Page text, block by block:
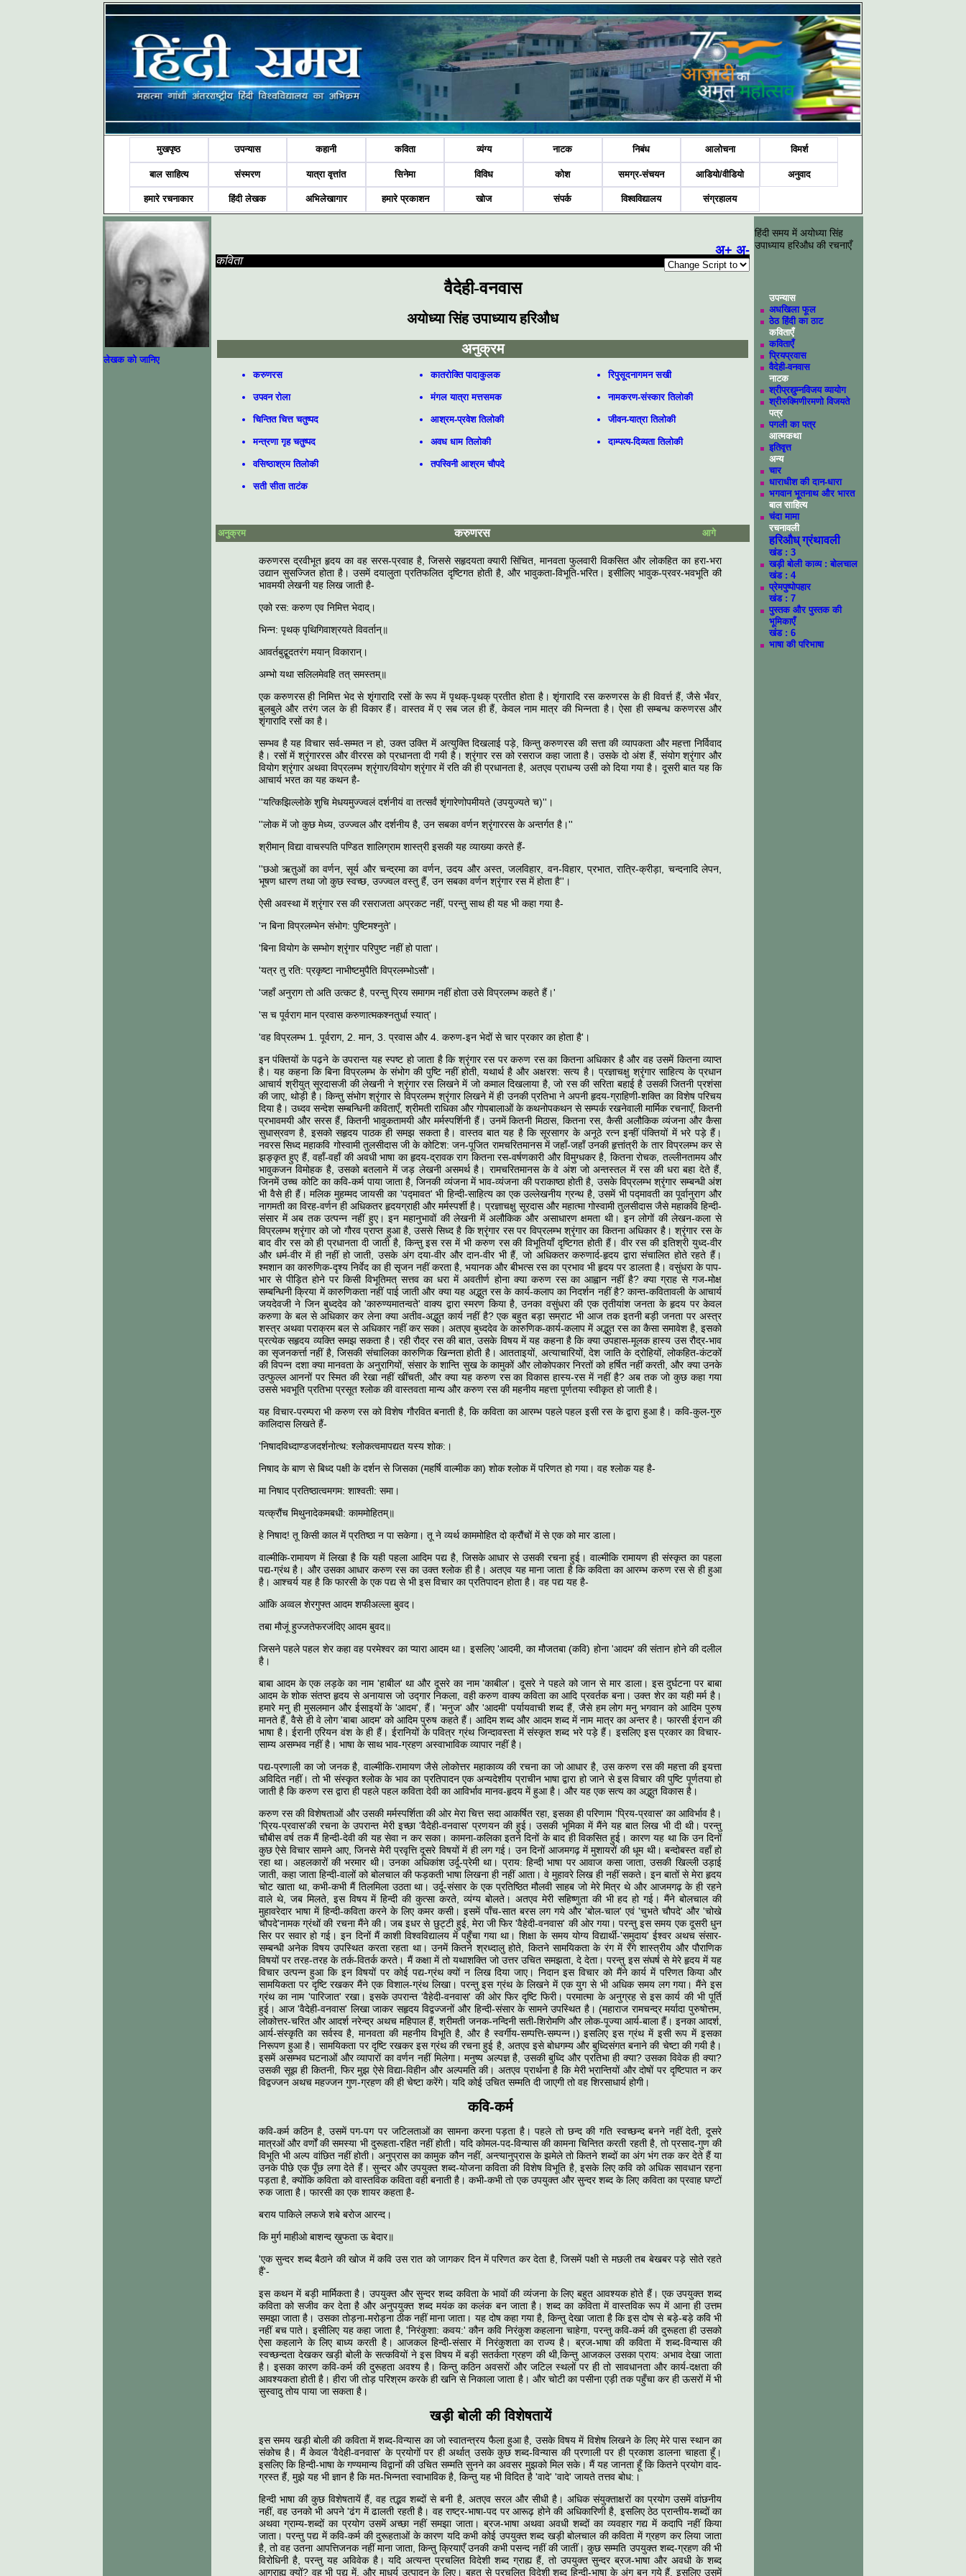
मुखपृष्ठ उपन्यास कहानी कविता व्यंग्य नाटक निबंध आलोचना विमर्श
बाल साहित्य संस्मरण यात्रा वृत्तांत सिनेमा विविध कोश समग्र-संचयन आडियो/वीडियो अनुवाद
हमारे रचनाकार हिंदी लेखक अभिलेखागार हमारे प्रकाशन खोज संपर्क विश्वविद्यालय संग्रहालय
लेखक को जानिए
अ+ अ-
कविता
वैदेही-वनवास
अयोध्या सिंह उपाध्याय हरिऔध
अनुक्रम
करुणरस
उपवन रोला
चिन्तित चित्त चतुष्पद
मन्त्रणा गृह चतुष्पद
वसिष्ठाश्रम तिलोकी
सती सीता ताटंक
कातरोक्ति पादाकुलक
मंगल यात्रा मत्तसमक
आश्रम-प्रवेश तिलोकी
अवध धाम तिलोकी
तपस्विनी आश्रम चौपदे
रिपुसूदनागमन सखी
नामकरण-संस्कार तिलोकी
जीवन-यात्रा तिलोकी
दाम्पत्य-दिव्यता तिलोकी
अनुक्रम करुणरस आगे
करुणरस द्रवीभूत हृदय का वह सरस-प्रवाह है, जिससे सहृदयता क्यारी सिंचित, मानवता फुलवारी विकसित और लोकहित का हरा-भरा
उद्यान सुसज्जित होता है। उसमें दयालुता प्रतिफलित दृष्टिगत होती है, और भावुकता-विभूति-भरित। इसीलिए भावुक-प्रवर-भवभूति की
भावमयी लेखनी यह लिख जाती है-
एको रस: करुण एव निमित्त भेदाद्।
भिन्न: पृथक् पृथिगिवाश्रयते विवर्तान्॥
आवर्तबुद्बुदतरंग मयान् विकारान्।
अम्भो यथा सलिलमेवहि तत् समस्तम्॥
एक करुणरस ही निमित्त भेद से शृंगारादि रसों के रूप में पृथक्-पृथक् प्रतीत होता है। शृंगारादि रस करुणरस के ही विवर्त्त हैं, जैसे भँवर,
बुलबुले और तरंग जल के ही विकार हैं। वास्तव में ए सब जल ही हैं, केवल नाम मात्र की भिन्नता है। ऐसा ही सम्बन्ध करुणरस और
शृंगारादि रसों का है।
सम्भव है यह विचार सर्व-सम्मत न हो, उक्त उक्ति में अत्युक्ति दिखलाई पड़े, किन्तु करुणरस की सत्ता की व्यापकता और महत्ता निर्विवाद
है। रसों में श्रृंगाररस और वीररस को प्रधानता दी गयी है। श्रृंगार रस को रसराज कहा जाता है। उसके दो अंश हैं, संयोग श्रृंगार और
वियोग श्रृंगार अथवा विप्रलम्भ श्रृंगार/वियोग श्रृंगार में रति की ही प्रधानता है, अतएव प्राधन्य उसी को दिया गया है। दूसरी बात यह कि
आचार्य भरत का यह कथन है-
''यत्किझिल्लोके शुचि मेधयमुज्ज्वलं दर्शनीयं वा तत्सर्वं शृंगारेणोपमीयते (उपयुज्यते च)''।
''लोक में जो कुछ मेध्य, उज्ज्वल और दर्शनीय है, उन सबका वर्णन श्रृंगाररस के अन्तर्गत है।''
श्रीमान् विद्या वाचस्पति पण्डित शालिग्राम शास्त्री इसकी यह व्याख्या करते हैं-
''छओ ऋतुओं का वर्णन, सूर्य और चन्द्रमा का वर्णन, उदय और अस्त, जलविहार, वन-विहार, प्रभात, रात्रि-क्रीड़ा, चन्दनादि लेपन,
भूषण धारण तथा जो कुछ स्वच्छ, उज्ज्वल वस्तु हैं, उन सबका वर्णन श्रृंगार रस में होता है''।
ऐसी अवस्था में श्रृंगार रस की रसराजता अप्रकट नहीं, परन्तु साथ ही यह भी कहा गया है-
'न बिना विप्रलम्भेन संभोग: पुष्टिमश्नुते'।
'बिना वियोग के सम्भोग श्रृंगार परिपुष्ट नहीं हो पाता'।
'यत्र तु रति: प्रकृष्टा नाभीष्टमुपैति विप्रलम्भोऽसौ'।
'जहाँ अनुराग तो अति उत्कट है, परन्तु प्रिय समागम नहीं होता उसे विप्रलम्भ कहते हैं।'
'स च पूर्वराग मान प्रवास करुणात्मकश्नतुर्धा स्यात्'।
'वह विप्रलम्भ 1. पूर्वराग, 2. मान, 3. प्रवास और 4. करुण-इन भेदों से चार प्रकार का होता है'।
इन पंक्तियों के पढ़ने के उपरान्त यह स्पष्ट हो जाता है कि श्रृंगार रस पर करुण रस का कितना अधिकार है और वह उसमें कितना व्याप्त
है। यह कहना कि बिना विप्रलम्भ के संभोग की पुष्टि नहीं होती, यथार्थ है और अक्षरश: सत्य है। प्रज्ञाचक्षु श्रृंगार साहित्य के प्रधान
आचार्य श्रीयुत् सूरदासजी की लेखनी ने श्रृंगार रस लिखने में जो कमाल दिखलाया है, जो रस की सरिता बहाई है उसकी जितनी प्रशंसा
की जाए, थोड़ी है। किन्तु संभोग श्रृंगार से विप्रलम्भ श्रृंगार लिखने में ही उनकी प्रतिभा ने अपनी हृदय-ग्राहिणी-शक्ति का विशेष परिचय
दिया है। उध्दव सन्देश सम्बन्धिनी कविताएँ, श्रीमती राधिका और गोपबालाओं के कथनोपकथन से सम्पर्क रखनेवाली मार्मिक रचनाएँ, कितनी
प्रभावमयी और सरस हैं, कितनी भावुकतामयी और मर्मस्पर्शिनी हैं। उनमें कितनी मिठास, कितना रस, कैसी अलौकिक व्यंजना और कैसा
सुधास्रवण है, इसको सहृदय पाठक ही समझ सकता है। वास्तव बात यह है कि सूरसागर के अनूठे रत्न इन्हीं पंक्तियों में भरे पड़े हैं।
नवरस सिध्द महाकवि गोस्वामी तुलसीदास जी के कोटिश: जन-पूजित रामचरितमानस में जहाँ-जहाँ उनकी हृत्तांत्री के तार विप्रलम्भ कर से
झङ्कृत हुए हैं, वहाँ-वहाँ की अवधी भाषा का हृदय-द्रावक राग कितना रस-वर्षणकारी और विमुग्धकर है, कितना रोचक, तल्लीनतामय और
भावुकजन विमोहक है, उसको बतलाने में जड़ लेखनी असमर्थ है। रामचरितमानस के वे अंश जो अन्तस्तल में रस की धरा बहा देते हैं,
जिनमें उच्च कोटि का कवि-कर्म पाया जाता है, जिनकी व्यंजना में भाव-व्यंजना की पराकाष्ठा होती है, उसके विप्रलम्भ श्रृंगार सम्बन्धी अंश
भी वैसे ही हैं। मलिक मुहम्मद जायसी का 'पद्मावत' भी हिन्दी-साहित्य का एक उल्लेखनीय ग्रन्थ है, उसमें भी पद्मावती का पूर्वानुराग और
नागमती का विरह-वर्णन ही अधिकतर हृदयग्राही और मर्मस्पर्शी है। प्रज्ञाचक्षु सूरदास और महात्मा गोस्वामी तुलसीदास जैसे महाकवि हिन्दी-
संसार में अब तक उत्पन्न नहीं हुए। इन महानुभावों की लेखनी में अलौकिक और असाधारण क्षमता थी। इन लोगों की लेखन-कला से
विप्रलम्भ श्रृंगार को जो गौरव प्राप्त हुआ है, उससे सिध्द है कि श्रृंगार रस पर विप्रलम्भ श्रृंगार का कितना अधिकार है। श्रृंगार रस के
बाद वीर रस को ही प्रधानता दी जाती है, किन्तु इस रस में भी करुण रस की विभूतियाँ दृष्टिगत होती हैं। वीर रस की इतिश्री युध्द-वीर
और धर्म-वीर में ही नहीं हो जाती, उसके अंग दया-वीर और दान-वीर भी हैं, जो अधिकतर करुणार्द-हृदय द्वारा संचालित होते रहते हैं।
श्मशान का कारुणिक-दृश्य निर्वेद का ही सृजन नहीं करता है, भयानक और बीभत्स रस का प्रभाव भी हृदय पर डालता है। वसुंधरा के पाप-
भार से पीड़ित होने पर किसी विभूतिमत् सत्तव का धरा में अवतीर्ण होना क्या करुण रस का आह्वान नहीं है? क्या ग्राह से गज-मोक्ष
सम्बन्धिनी क्रिया में कारुणिकता नहीं पाई जाती और क्या यह अद्भुत रस के कार्य-कलाप का निदर्शन नहीं है? कान्त-कवितावली के आचार्य
जयदेवजी ने जिन बुध्ददेव को 'कारुण्यमातन्वते' वाक्य द्वारा स्मरण किया है, उनका वसुंधरा की एक तृतीयांश जनता के हृदय पर केवल
करुणा के बल से अधिकार कर लेना क्या अतीव-अद्भुत कार्य नहीं है? एक बहुत बड़ा सम्राट भी आज तक इतनी बड़ी जनता पर अस्त्र
शस्त्र अथवा पराक्रम बल से अधिकार नहीं कर सका। अतएव बुध्ददेव के कारुणिक-कार्य-कलाप में अद्भुत रस का कैसा समावेश है, इसको
प्रत्येक सहृदय व्यक्ति समझ सकता है। रही रौद्र रस की बात, उसके विषय में यह कहना है कि क्या उपहास-मूलक हास्य उस रौद्र-भाव
का सृजनकर्त्ता नहीं है, जिसकी संचालिका कारुणिक खिन्नता होती है। आतताइयों, अत्याचारियों, देश जाति के द्रोहियों, लोकहित-कंटकों
की विपन्न दशा क्या मानवता के अनुरागियों, संसार के शान्ति सुख के कामुकों और लोकोपकार निरतों को हर्षित नहीं करती, और क्या उनके
उत्फुल्ल आननों पर स्मित की रेखा नहीं खींचती, और क्या यह करुण रस का विकास हास्य-रस में नहीं है? अब तक जो कुछ कहा गया
उससे भवभूति प्रतिभा प्रसूत श्लोक की वास्तवता मान्य और करुण रस की महनीय महत्ता पूर्णतया स्वीकृत हो जाती है।
यह विचार-परम्परा भी करुण रस को विशेष गौरवित बनाती है, कि कविता का आरम्भ पहले पहल इसी रस के द्वारा हुआ है। कवि-कुल-गुरु
कालिदास लिखते हैं-
'निषादविध्दाण्डजदर्शनोत्थ: श्लोकत्वमापद्यत यस्य शोक:।
निषाद के बाण से बिध्द पक्षी के दर्शन से जिसका (महर्षि वाल्मीक का) शोक श्लोक में परिणत हो गया। वह श्लोक यह है-
मा निषाद प्रतिष्ठात्वमगम: शाश्वती: समा।
यत्क्रौंच मिथुनादेकमबधी: काममोहितम्॥
हे निषाद! तू किसी काल में प्रतिष्ठा न पा सकेगा। तू ने व्यर्थ काममोहित दो क्रौंचों में से एक को मार डाला।
वाल्मीकि-रामायण में लिखा है कि यही पहला आदिम पद्य है, जिसके आधार से उसकी रचना हुई। वाल्मीकि रामायण ही संस्कृत का पहला
पद्य-ग्रंथ है। और उसका आधार करुण रस का उक्त श्लोक ही है। अतएव यह माना जाता है कि कविता का आरम्भ करुण रस से ही हुआ
है। आश्चर्य यह है कि फारसी के एक पद्य से भी इस विचार का प्रतिपादन होता है। वह पद्य यह है-
आंकि अव्वल शेरगुफ्त आदम शफीअल्ला बुवद।
तबा मौजूं हुज्जतेफरजंदिए आदम बुवद॥
जिसने पहले पहल शेर कहा वह परमेश्वर का प्यारा आदम था। इसलिए 'आदमी, का मौजतबा (कवि) होना 'आदम' की संतान होने की दलील
है।
बाबा आदम के एक लड़के का नाम 'हाबील' था और दूसरे का नाम 'काबील'। दूसरे ने पहले को जान से मार डाला। इस दुर्घटना पर बाबा
आदम के शोक संतप्त हृदय से अनायास जो उद्गार निकला, वही करुण वाक्य कविता का आदि प्रवर्तक बना। उक्त शेर का यही मर्म है।
हमारे मनु ही मुसलमान और ईसाइयों के 'आदम', हैं। 'मनुज' और 'आदमी' पर्यायवाची शब्द हैं, जैसे हम लोग मनु भगवान को आदिम पुरुष
मानते हैं, वैसे ही वे लोग 'बाबा आदम' को आदिम पुरुष कहते हैं। आदिम शब्द और आदम शब्द में नाम मात्र का अन्तर है। फारसी ईरान की
भाषा है। ईरानी एरियन वंश के ही हैं। ईरानियों के पवित्र ग्रंथ जिन्दावस्ता में संस्कृत शब्द भरे पड़े हैं। इसलिए इस प्रकार का विचार-
साम्य असम्भव नहीं है। भाषा के साथ भाव-ग्रहण अस्वाभाविक व्यापार नहीं है।
पद्य-प्रणाली का जो जनक है, वाल्मीकि-रामायण जैसे लोकोत्तर महाकाव्य की रचना का जो आधार है, उस करुण रस की महत्ता की इयत्ता
अविदित नहीं। तो भी संस्कृत श्लोक के भाव का प्रतिपादन एक अन्यदेशीय प्राचीन भाषा द्वारा हो जाने से इस विचार की पुष्टि पूर्णतया हो
जाती है कि करुण रस द्वारा ही पहले पहल कविता देवी का आविर्भाव मानव-हृदय में हुआ है। और यह एक सत्य का अद्भुत विकास है।
करुण रस की विशेषताओं और उसकी मर्मस्पर्शिता की ओर मेरा चित्त सदा आकर्षित रहा, इसका ही परिणाम 'प्रिय-प्रवास' का आविर्भाव है।
'प्रिय-प्रवास'की रचना के उपरान्त मेरी इच्छा 'वैदेही-वनवास' प्रणयन की हुई। उसकी भूमिका में मैंने यह बात लिख भी दी थी। परन्तु
चौबीस वर्ष तक मैं हिन्दी-देवी की यह सेवा न कर सका। कामना-कलिका इतने दिनों के बाद ही विकसित हुई। कारण यह था कि उन दिनों
कुछ ऐसे विचार सामने आए, जिनसे मेरी प्रवृत्ति दूसरे विषयों में ही लग गई। उन दिनों आजमगढ़ में मुशायरों की धूम थी। बन्दोबस्त वहाँ हो
रहा था। अहलकारों की भरमार थी। उनका अधिकांश उर्दू-प्रेमी था। प्राय: हिन्दी भाषा पर आवाज कसा जाता, उसकी खिल्ली उड़ाई
जाती, कहा जाता हिन्दी-वालों को बोलचाल की फड़कती भाषा लिखना ही नहीं आता। वे मुहावरे लिख ही नहीं सकते। इन बातों से मेरा हृदय
चोट खाता था, कभी-कभी मैं तिलमिला उठता था। उर्दू-संसार के एक प्रतिष्ठित मौलवी साहब जो मेरे मित्र थे और आजमगढ़ के ही रहने
वाले थे, जब मिलते, इस विषय में हिन्दी की कुत्सा करते, व्यंग्य बोलते। अतएव मेरी सहिष्णुता की भी हद हो गई। मैंने बोलचाल की
मुहावरेदार भाषा में हिन्दी-कविता करने के लिए कमर कसी। इसमें पाँच-सात बरस लग गये और 'बोल-चाल' एवं 'चुभते चौपदे' और 'चोखे
चौपदे'नामक ग्रंथों की रचना मैंने की। जब इधर से छुट्टी हुई, मेरा जी फिर 'वैहेदी-वनवास' की ओर गया। परन्तु इस समय एक दूसरी धुन
सिर पर सवार हो गई। इन दिनों मैं काशी विश्वविद्यालय में पहुँचा गया था। शिक्षा के समय योग्य विद्यार्थी-'समुदाय' ईश्वर अथच संसार-
सम्बन्धी अनेक विषय उपस्थित करता रहता था। उनमें कितने श्रध्दालु होते, कितने सामयिकता के रंग में रँगे शास्त्रीय और पौराणिक
विषयों पर तरह-तरह के तर्क-वितर्क करते। मैं कक्षा में तो यथाशक्ति जो उत्तर उचित समझता, दे देता। परन्तु इस संघर्ष से मेरे हृदय में यह
विचार उत्पन्न हुआ कि इन विषयों पर कोई पद्य-ग्रंथ क्यों न लिख दिया जाए। निदान इस विचार को मैंने कार्य में परिणत किया और
सामयिकता पर दृष्टि रखकर मैंने एक विशाल-ग्रंथ लिखा। परन्तु इस ग्रंथ के लिखने में एक युग से भी अधिक समय लग गया। मैंने इस
ग्रंथ का नाम 'पारिजात' रखा। इसके उपरान्त 'वैहेदी-वनवास' की ओर फिर दृष्टि फिरी। परमात्मा के अनुग्रह से इस कार्य की भी पूर्ति
हुई। आज 'वैदेही-वनवास' लिखा जाकर सहृदय विद्वज्जनों और हिन्दी-संसार के सामने उपस्थित है। (महाराज रामचन्द्र मर्यादा पुरुषोत्तम,
लोकोत्तर-चरित और आदर्श नरेन्द्र अथच महिपाल हैं, श्रीमती जनक-नन्दिनी सती-शिरोमणि और लोक-पूज्या आर्य-बाला हैं। इनका आदर्श,
आर्य-संस्कृति का सर्वस्व है, मानवता की महनीय विभूति है, और है स्वर्गीय-सम्पत्ति-सम्पन्न।) इसलिए इस ग्रंथ में इसी रूप में इसका
निरूपण हुआ है। सामयिकता पर दृष्टि रखकर इस ग्रंथ की रचना हुई है, अतएव इसे बोधगम्य और बुध्दिसंगत बनाने की चेष्टा की गयी है।
इसमें असम्भव घटनाओं और व्यापारों का वर्णन नहीं मिलेगा। मनुष्य अल्पज्ञ है, उसकी बुध्दि और प्रतिभा ही क्या? उसका विवेक ही क्या?
उसकी सूझ ही कितनी, फिर मुझ ऐसे विद्या-विहीन और अल्पमति की। अतएव प्रार्थना है कि मेरी भ्रान्तियों और दोषों पर दृष्टिपात न कर
विद्वज्जन अथच महज्जन गुण-ग्रहण की ही चेष्टा करेंगे। यदि कोई उचित सम्मति दी जाएगी तो वह शिरसाधार्य होगी।
कवि-कर्म
कवि-कर्म कठिन है, उसमें पग-पग पर जटिलताओं का सामना करना पड़ता है। पहले तो छन्द की गति स्वच्छन्द बनने नहीं देती, दूसरे
मात्रओं और वर्णों की समस्या भी दुरूहता-रहित नहीं होती। यदि कोमल-पद-विन्यास की कामना चिन्तित करती रहती है, तो प्रसाद-गुण की
विभूति भी अल्प वांछित नहीं होती। अनुप्रास का कामुक कौन नहीं, अन्त्यानुप्रास के झमेले तो कितने शब्दों का अंग भंग तक कर देते हैं या
उनके पीछे एक पूँछ लगा देते हैं। सुन्दर और उपयुक्त शब्द-योजना कविता की विशेष विभूति है, इसके लिए कवि को अधिक सावधान रहना
पड़ता है, क्योंकि कविता को वास्तविक कविता वही बनाती है। कभी-कभी तो एक उपयुक्त और सुन्दर शब्द के लिए कविता का प्रवाह घण्टों
रुक जाता है। फारसी का एक शायर कहता है-
बराय पाकिले लफजे शबे बरोज आरन्द।
कि मुर्ग माहीओ बाशन्द ख़ुफता ऊ बेदार॥
'एक सुन्दर शब्द बैठाने की खोज में कवि उस रात को जागकर दिन में परिणत कर देता है, जिसमें पक्षी से मछली तब बेखबर पड़े सोते रहते
हैं'-
इस कथन में बड़ी मार्मिकता है। उपयुक्त और सुन्दर शब्द कविता के भावों की व्यंजना के लिए बहुत आवश्यक होते हैं। एक उपयुक्त शब्द
कविता को सजीव कर देता है और अनुपयुक्त शब्द मयंक का कलंक बन जाता है। शब्द का कविता में वास्तविक रूप में आना ही उत्तम
समझा जाता है। उसका तोड़ना-मरोड़ना ठीक नहीं माना जाता। यह दोष कहा गया है, किन्तु देखा जाता है कि इस दोष से बड़े-बड़े कवि भी
नहीं बच पाते। इसीलिए यह कहा जाता है, 'निरंकुशा: कवय:' कौन कवि निरंकुश कहलाना चाहेगा, परन्तु कवि-कर्म की दुरूहता ही उसको
ऐसा कहलाने के लिए बाध्य करती है। आजकल हिन्दी-संसार में निरंकुशता का राज्य है। ब्रज-भाषा की कविता में शब्द-विन्यास की
स्वच्छन्दता देखकर खड़ी बोली के सत्कवियों ने इस विषय में बड़ी सतर्कता ग्रहण की थी,किन्तु आजकल उसका प्राय: अभाव देखा जाता
है। इसका कारण कवि-कर्म की दुरूहता अवश्य है। किन्तु कठिन अवसरों और जटिल स्थलों पर ही तो सावधानता और कार्य-दक्षता की
आवश्यकता होती है। हीरा जी तोड़ परिश्रम करके ही खनि से निकाला जाता है। और चोटी का पसीना एड़ी तक पहुँचा कर ही ऊसरों में भी
सुस्वादु तोय पाया जा सकता है।
खड़ी बोली की विशेषतायें
इस समय खड़ी बोली की कविता में शब्द-विन्यास का जो स्वातन्त्रय फैला हुआ है, उसके विषय में विशेष लिखने के लिए मेरे पास स्थान का
संकोच है। मैं केवल 'वैदेही-वनवास' के प्रयोगों पर ही अर्थात् उसके कुछ शब्द-विन्यास की प्रणाली पर ही प्रकाश डालना चाहता हूँ।
इसलिए कि हिन्दी-भाषा के गण्यमान्य विद्वानों की उचित सम्मति सुनने का अवसर मुझको मिल सके। मैं यह जानता हूँ कि कितने प्रयोग वाद-
ग्रस्त हैं, मुझे यह भी ज्ञान है कि मत-भिन्नता स्वाभाविक है, किन्तु यह भी विदित है 'वादे' 'वादे' जायते तत्तव बोध:।
हिन्दी भाषा की कुछ विशेषतायें हैं, वह तद्भव शब्दों से बनी है, अतएव सरल और सीधी है। अधिक संयुक्ताक्षरों का प्रयोग उसमें वांछनीय
नहीं, वह उनको भी अपने 'ढंग में ढालती रहती है। वह राष्ट्र-भाषा-पद पर आरूढ़ होने की अधिकारिणी है, इसलिए ठेठ प्रान्तीय-शब्दों का
अथवा ग्राम्य-शब्दों का प्रयोग उसमें अच्छा नहीं समझा जाता। ब्रज-भाषा अथवा अवधी शब्दों का व्यवहार गद्य में कदापि नहीं किया
जाता। परन्तु पद्य में कवि-कर्म की दुरूहताओं के कारण यदि कभी कोई उपयुक्त शब्द खड़ी बोलचाल की कविता में ग्रहण कर लिया जाता
है, तो वह उतना आपत्तिजनक नहीं माना जाता, किन्तु क्रियाएँ उनकी कभी पसन्द नहीं की जातीं। कुछ सम्मति उपयुक्त शब्द-ग्रहण की भी
विरोधिनी है, परन्तु यह अविवेक है। यदि अत्यन्त प्रचलित विदेशी शब्द ग्राह्य हैं, तो उपयुक्त सुन्दर ब्रज-भाषा और अवधी के शब्द
आग्राह्य क्यों? वह भी पद्य में, और माधुर्य उत्पादन के लिए। बहुत से प्रचलित विदेशी शब्द हिन्दी-भाषा के अंग बन गये हैं, इसलिए उसमें
हिंदी समय में अयोध्या सिंह
उपाध्याय हरिऔध की रचनाएँ
उपन्यास
अधखिला फूल
ठेठ हिंदी का ठाट
कविताएँ
कविताएँ
प्रियप्रवास
वैदेही-वनवास
नाटक
श्रीप्रद्युम्नविजय व्यायोग
श्रीरुक्मिणीरमणो विजयते
पत्र
पगली का पत्र
आत्मकथा
इतिवृत्त
अन्य
चार
धाराधीश की दान-धारा
भगवान भूतनाथ और भारत
बाल साहित्य
चंदा मामा
रचनावली
हरिऔध् ग्रंथावली
खंड : 3
खड़ी बोली काव्य : बोलचाल
खंड : 4
प्रेमपुष्पोपहार
खंड : 7
पुस्तक और पुस्तक की
भूमिकाएँ
खंड : 6
भाषा की परिभाषा